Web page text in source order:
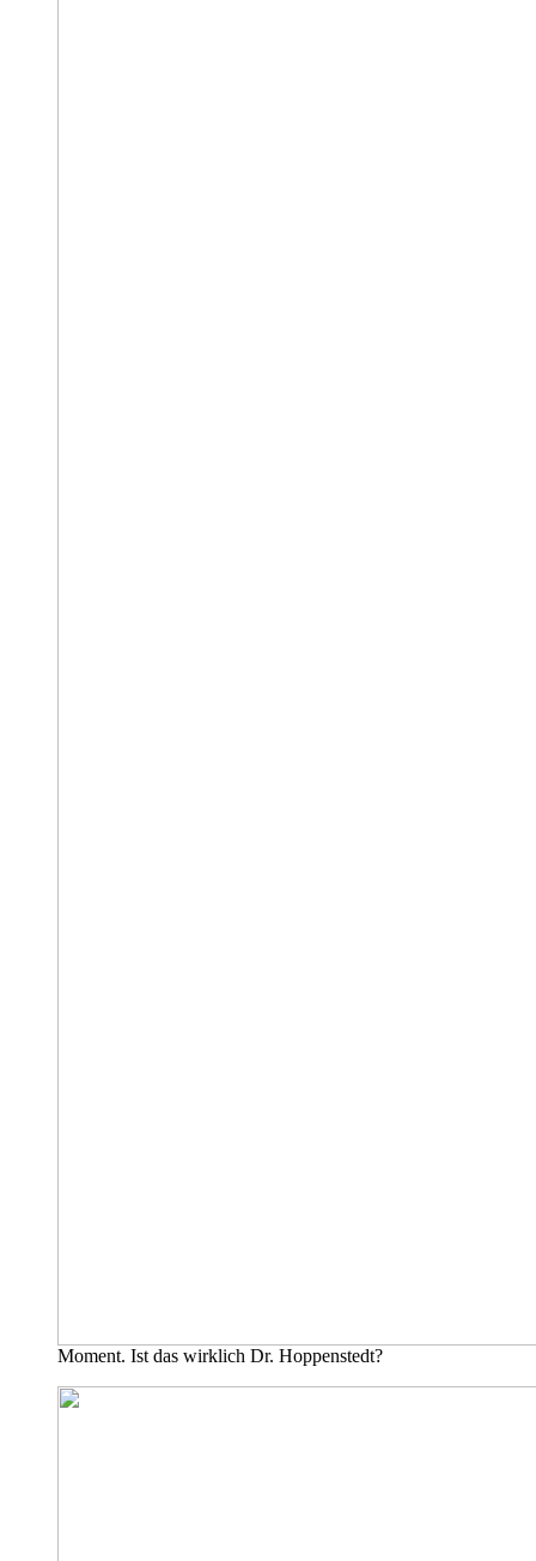
Moment. Ist das wirklich Dr. Hoppenstedt?